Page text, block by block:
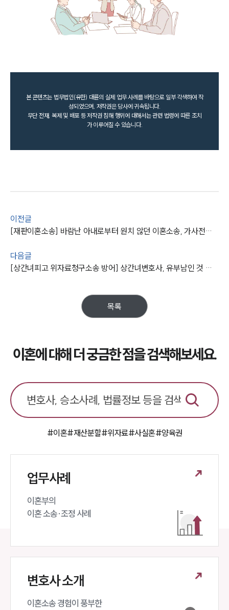
본 콘텐츠는 법무법인(유한) 대륜의 실제 업무 사례를 바탕으로 일부 각색하여 작
성되었으며, 저작권은 당사에 귀속됩니다.
무단 전재, 복제 및 배포 등 저작권 침해 행위에 대해서는 관련 법령에 따른 조치
가 이루어질 수 있습니다.
이전글
[재판이혼소송] 바람난 아내로부터 원치 않던 이혼소송, 가사전문변호사 방어 성공 !
다음글
[상간녀피고 위자료청구소송 방어] 상간녀변호사, 유부남인 것 몰랐다며 논리적 반박
목록
이혼에 대해 더 궁금한 점을 검색해보세요.
#이혼#재산분할#위자료#사실혼#양육권
업무사례
이혼부의
이혼 소송·조정 사례
변호사 소개
이혼소송 경험이 풍부한